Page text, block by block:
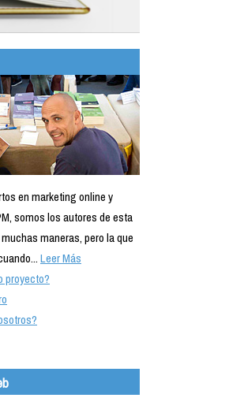
en marketing online y
somos los autores de esta
maneras, pero la que
Leer Más
proyecto?